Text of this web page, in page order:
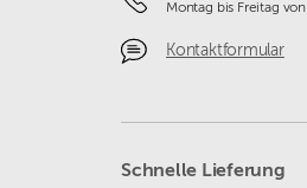
Montag bis Freitag
Kontaktformular
Schnelle Lieferung